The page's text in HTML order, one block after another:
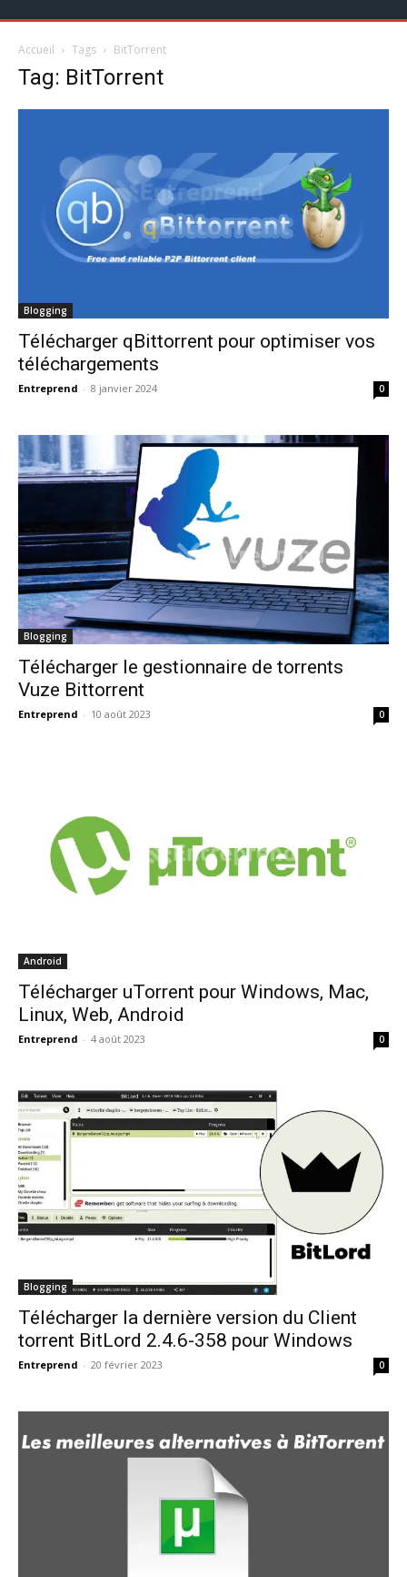
Accueil Tags BitTorrent
Tag: BitTorrent
Blogging
Télécharger qBittorrent pour optimiser vos
téléchargements
Entreprend - 8 janvier 2024 0
Blogging
Télécharger le gestionnaire de torrents
Vuze Bittorrent
Entreprend - 10 août 2023 0
Android
Télécharger uTorrent pour Windows, Mac,
Linux, Web, Android
Entreprend - 4 août 2023 0
Blogging
Télécharger la dernière version du Client
torrent BitLord 2.4.6-358 pour Windows
Entreprend - 20 février 2023 0